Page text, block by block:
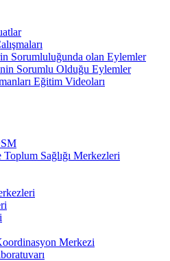
Sorumluluğunda olan Eylemler
Sorumlu Olduğu Eylemler
Eğitim Videoları
Sağlığı Merkezleri
Merkezi